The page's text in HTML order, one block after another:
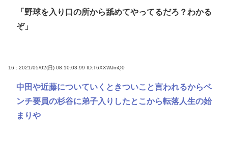
「野球を入り口の所から舐めてやってるだろ？わかる
ぞ」
16 : 2021/05/02(日) 08:10:03.99 ID:T6XXWJmQ0
中田や近藤についていくときついこと言われるからベ
ンチ要員の杉谷に弟子入りしたとこから転落人生の始
まりや